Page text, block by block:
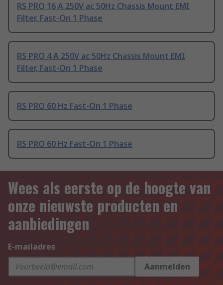
RS PRO 16 A 250V ac 50Hz Chassis Mount EMI
Filter, Fast-On 1 Phase
RS PRO 4 A 250V ac 50Hz Chassis Mount EMI
Filter, Fast-On 1 Phase
RS PRO 60 Hz Fast-On 1 Phase
RS PRO 60 Hz Fast-On 1 Phase
Wees als eerste op de hoogte van
onze nieuwste producten en
aanbiedingen
E-mailadres
Aanmelden